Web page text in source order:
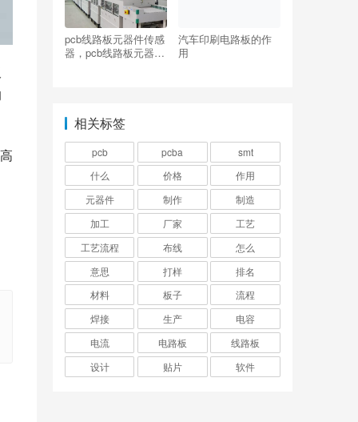
pcb线路板元器件传感
器，pcb线路板元器件
汽车印刷电路板的作
用
相关标签
pcb pcba
smt
什么
价格
作用
元器件
制作
制造
加工
厂家
工艺
工艺流程
布线
怎么
意思
打样
排名
材料
板子
流程
焊接
生产
电容
电流
电路板
线路板
设计
贴片 软件